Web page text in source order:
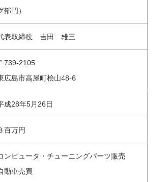
部門）
表取締役 吉田 雄三
739-2105
広島市高屋町桧山48-6
成28年5月26日
百万円
ンピュータ・チューニングパーツ販売
動車売買